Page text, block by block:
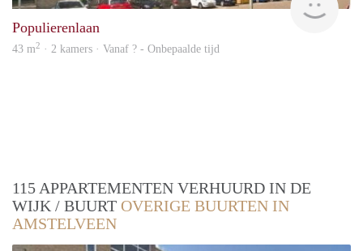
Populierenlaan
43 m2 · 2 kamers · Vanaf ? - Onbepaalde tijd
115 APPARTEMENTEN VERHUURD IN DE
WIJK / BUURT OVERIGE BUURTEN IN
AMSTELVEEN